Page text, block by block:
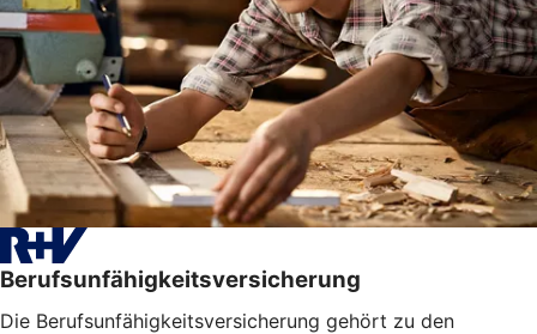
Berufsunfähigkeitsversicherung
Die Berufsunfähigkeitsversicherung gehört zu den